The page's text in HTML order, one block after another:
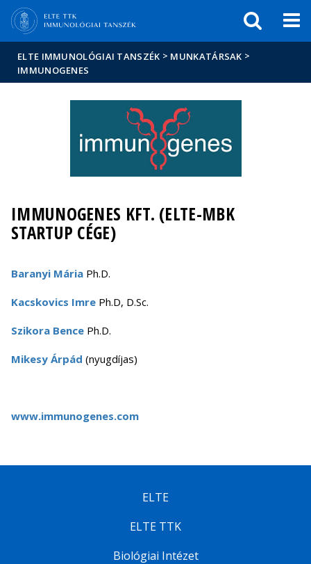
sajtóban
ELTE IMMUNOLÓGIAI TANSZÉK > MUNKATÁRSAK >
IMMUNOGENES
IMMUNOGENES KFT. (ELTE-MBK
STARTUP CÉGE)
Baranyi Mária Ph.D.
Kacskovics Imre Ph.D, D.Sc.
Szikora Bence Ph.D.
Mikesy Árpád (nyugdíjas)
www.immunogenes.com
ELTE
ELTE TTK
Biológiai Intézet